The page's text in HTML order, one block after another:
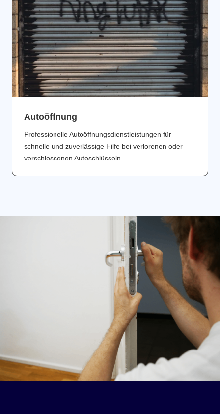
Аutoöffnung
Professionelle Autoöffnungsdienstleistungen für
schnelle und zuverlässige Hilfe bei verlorenen oder
verschlossenen Autoschlüsseln